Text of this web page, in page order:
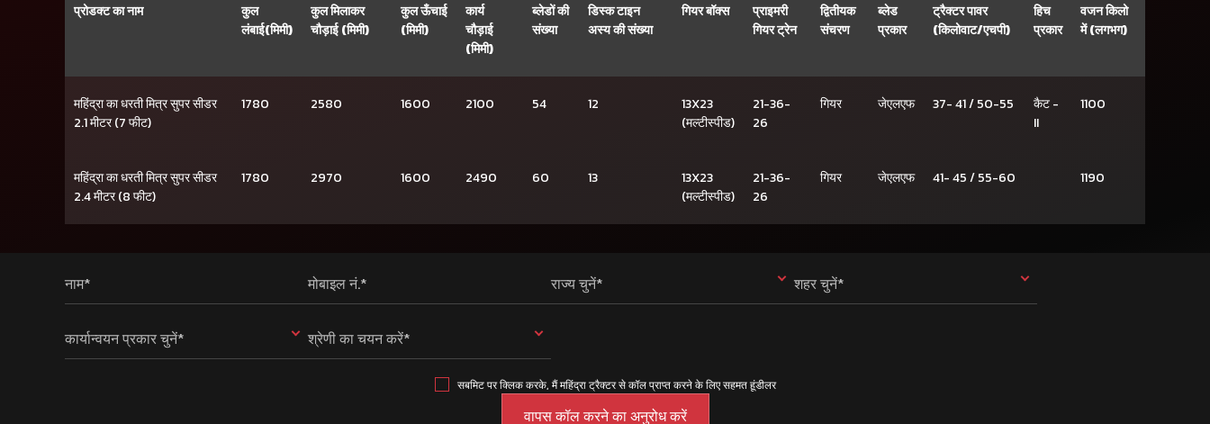
प्रोडक्ट का नाम
कुल
लंबाई(मिमी)
कुल मिलाकर
चौड़ाई (मिमी)
कुल ऊँचाई
(मिमी)
कार्य
चौड़ाई
(मिमी)
ब्लेडों की
संख्या
डिस्क टाइन
अस्य की संख्या
गियर बॉक्स
प्राइमरी
गियर ट्रेन
द्वितीयक
संचरण
ब्लेड
प्रकार
ट्रैक्टर पावर
(किलोवाट/एचपी)
हिच
प्रकार
वजन किलो
में (लगभग)
महिंद्रा का धरती मित्र सुपर सीडर
2.1 मीटर (7 फीट)
1780 2580 1600 2100 54 12
13X23
(मल्टीस्पीड)
21-36-
26
गियर जेएलएफ 37- 41 / 50-55
कैट -
II
1100
महिंद्रा का धरती मित्र सुपर सीडर
2.4 मीटर (8 फीट)
1780 2970 1600 2490 60 13
13X23
(मल्टीस्पीड)
21-36-
26
गियर जेएलएफ 41- 45 / 55-60 1190
नाम* मोबाइल नं.* राज्य चुनें* शहर चुनें*
कार्यान्वयन प्रकार चुनें* श्रेणी का चयन करें*
सबमिट पर क्लिक करके, मैं महिंद्रा ट्रैक्टर से कॉल प्राप्त करने के लिए सहमत हूंडीलर